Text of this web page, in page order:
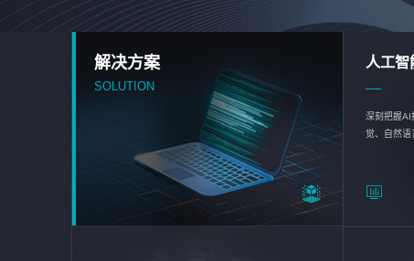
解决方案
SOLUTION
人工
深刻把握AI
觉、自然语
续优化企